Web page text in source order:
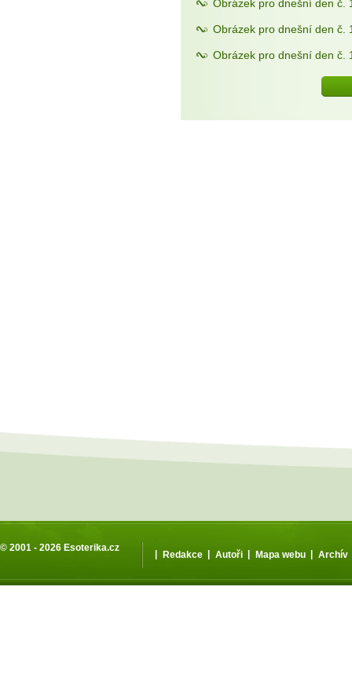
Obrázek pro dnešní den č.
Obrázek pro dnešní den č.
Obrázek pro dnešní den č.
© 2001 - 2026 Esoterika.cz
| Redakce | Autoři | Mapa webu | Archív